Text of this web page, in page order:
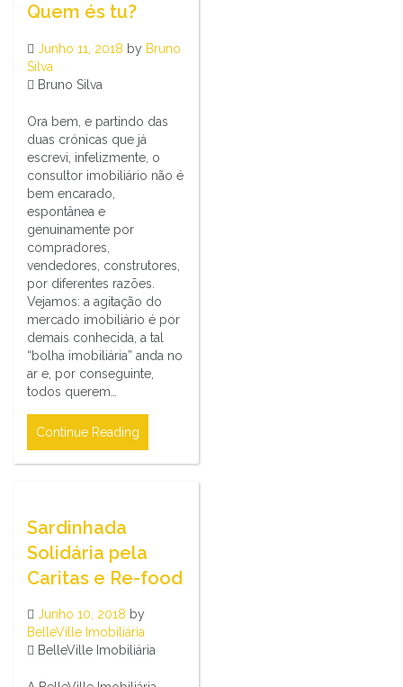
Quem és tu?
Junho 11, 2018 by Bruno
Silva
Bruno Silva
Ora bem, e partindo das
duas crónicas que já
escrevi, infelizmente, o
consultor imobiliário não é
bem encarado,
espontânea e
genuinamente por
compradores,
vendedores, construtores,
por diferentes razões.
Vejamos: a agitação do
mercado imobiliário é por
demais conhecida, a tal
“bolha imobiliária” anda no
ar e, por conseguinte,
todos querem…
Continue Reading
Sardinhada
Solidária pela
Caritas e Re-food
Junho 10, 2018 by
BelleVille Imobiliária
BelleVille Imobiliária